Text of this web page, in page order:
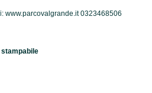
www.parcovalgrande.it0323468506